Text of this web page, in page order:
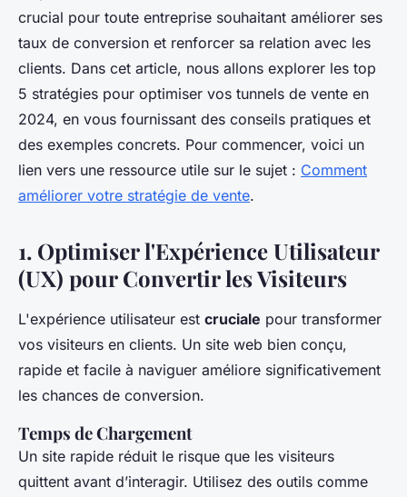
crucial pour toute entreprise souhaitant améliorer ses
taux de conversion et renforcer sa relation avec les
clients. Dans cet article, nous allons explorer les top
5 stratégies pour optimiser vos tunnels de vente en
2024, en vous fournissant des conseils pratiques et
des exemples concrets. Pour commencer, voici un
lien vers une ressource utile sur le sujet : Comment
améliorer votre stratégie de vente.
1. Optimiser l'Expérience Utilisateur
(UX) pour Convertir les Visiteurs
L'expérience utilisateur est cruciale pour transformer
vos visiteurs en clients. Un site web bien conçu,
rapide et facile à naviguer améliore significativement
les chances de conversion.
Temps de Chargement
Un site rapide réduit le risque que les visiteurs
quittent avant d’interagir. Utilisez des outils comme